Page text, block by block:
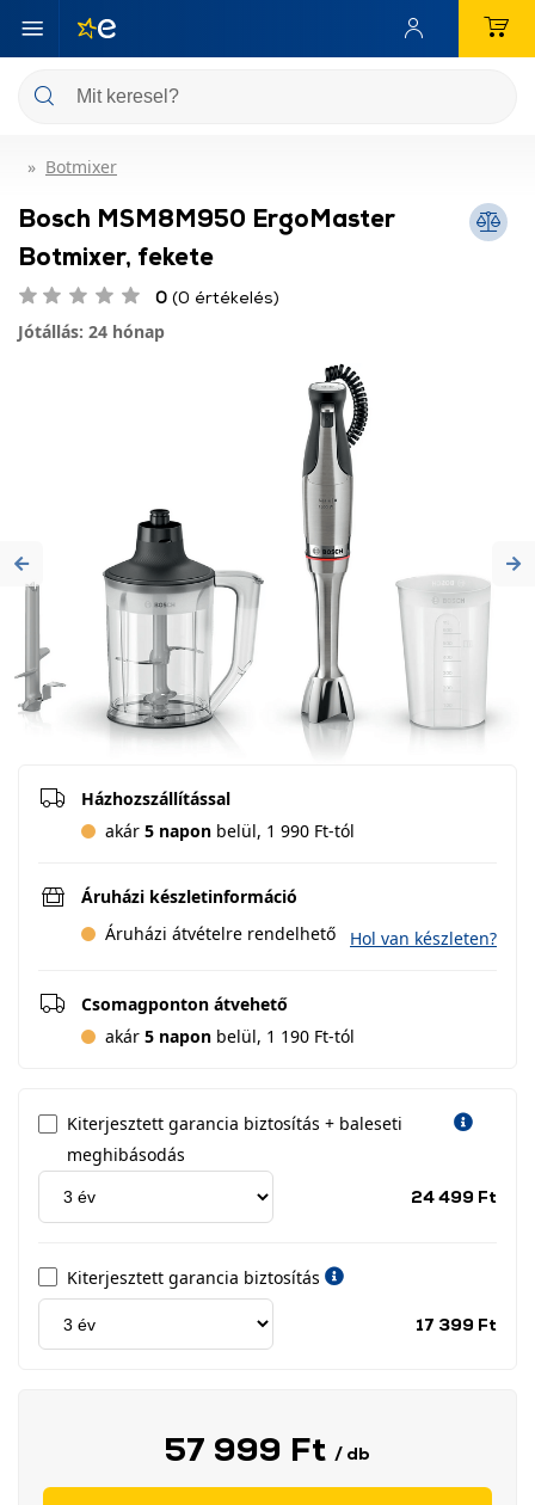
Botmixer
Bosch MSM8M950 ErgoMaster
Botmixer, fekete
0 (0 értékelés)
Jótállás: 24 hónap
Previous
Házhozszállítással
akár 5 napon belül, 1 990 Ft-tól
Áruházi készletinformáció
Áruházi átvételre rendelhető
Hol van készleten?
Csomagponton átvehető
akár 5 napon belül, 1 190 Ft-tól
Kiterjesztett garancia biztosítás + baleseti
meghibásodás
24 499 Ft
Kiterjesztett garancia biztosítás
17 399 Ft
57 999 Ft / db